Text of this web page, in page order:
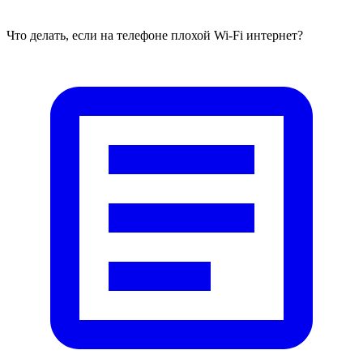
Что делать, если на телефоне плохой Wi-Fi интернет?